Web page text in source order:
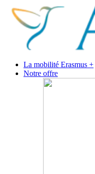
La mobilité Erasmus +
Notre offre